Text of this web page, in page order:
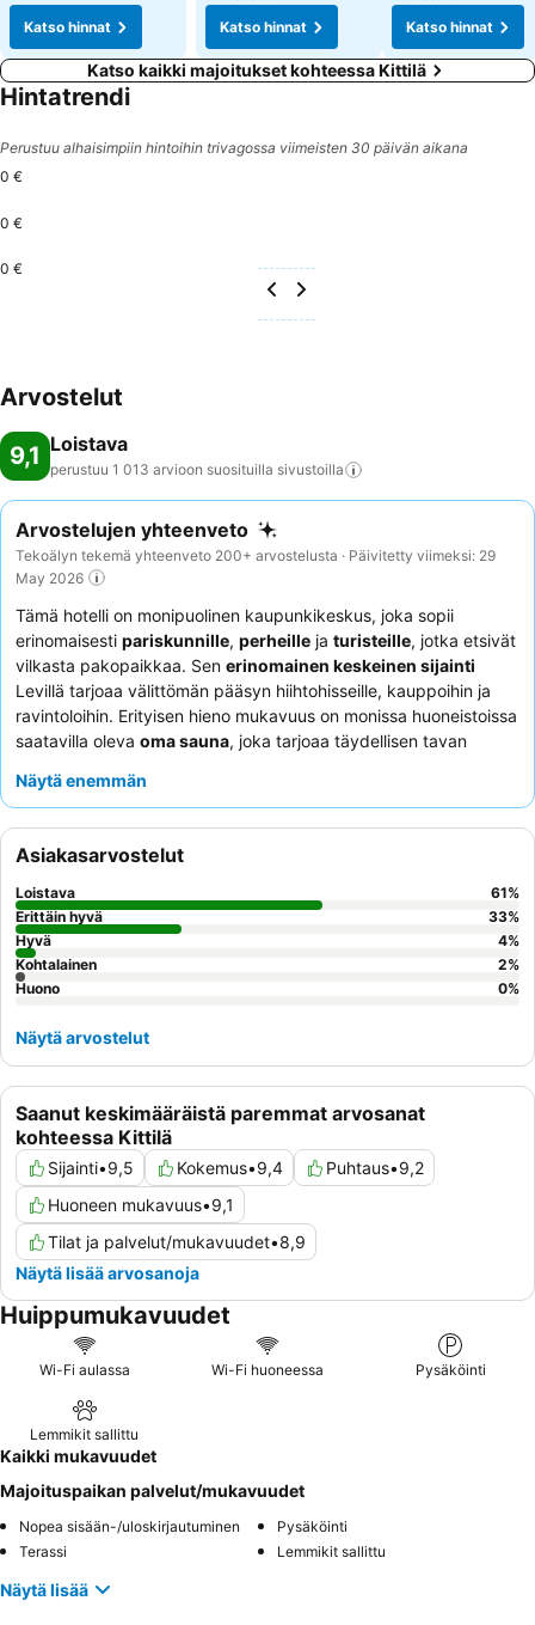
Katso hinnat
Katso hinnat
Katso hinnat
Katso kaikki majoitukset kohteessa Kittilä
Hintatrendi
Perustuu alhaisimpiin hintoihin trivagossa viimeisten 30 päivän aikana
0 €
0 €
0 €
Arvostelut
9,1 Loistava
perustuu 1 013 arvioon suosituilla sivustoilla
Arvostelujen yhteenveto
Tekoälyn tekemä yhteenveto 200+ arvostelusta · Päivitetty viimeksi: 29
May 2026
Tämä hotelli on monipuolinen kaupunkikeskus, joka sopii
erinomaisesti pariskunnille, perheille ja turisteille, jotka etsivät
vilkasta pakopaikkaa. Sen erinomainen keskeinen sijainti
Levillä tarjoaa välittömän pääsyn hiihtohisseille, kauppoihin ja
ravintoloihin. Erityisen hieno mukavuus on monissa huoneistoissa
saatavilla oleva oma sauna, joka tarjoaa täydellisen tavan
jatkuvasti ystävällistä ja avuliasta henkilökuntaa sekä hotellin
maisemia etsiville suositellaan huonetta ylemmästä kerroksesta,
josta avautuvatpanoraamanäkymät
maisemaan.
Näytä enemmän
Saanut keskimääräistä paremmat arvosanat
kohteessa Kittilä
Sijainti•9,5 Kokemus•9,4 Puhtaus•9,2
Huoneen mukavuus•9,1
Tilat ja palvelut/mukavuudet•8,9
Näytä lisää arvosanoja
Asiakasarvostelut
Loistava 61%
Erittäin hyvä
33%
Hyvä
4%
Kohtalainen
2%
Huono
0%
Näytä arvostelut
Huippumukavuudet
Wi-Fi aulassa Wi-Fi huoneessa Pysäköinti
Lemmikit sallittu
Kaikki mukavuudet
Majoituspaikan palvelut/mukavuudet
Nopea sisään-/uloskirjautuminen
Pysäköinti
Terassi
Lemmikit sallittu
Näytä lisää